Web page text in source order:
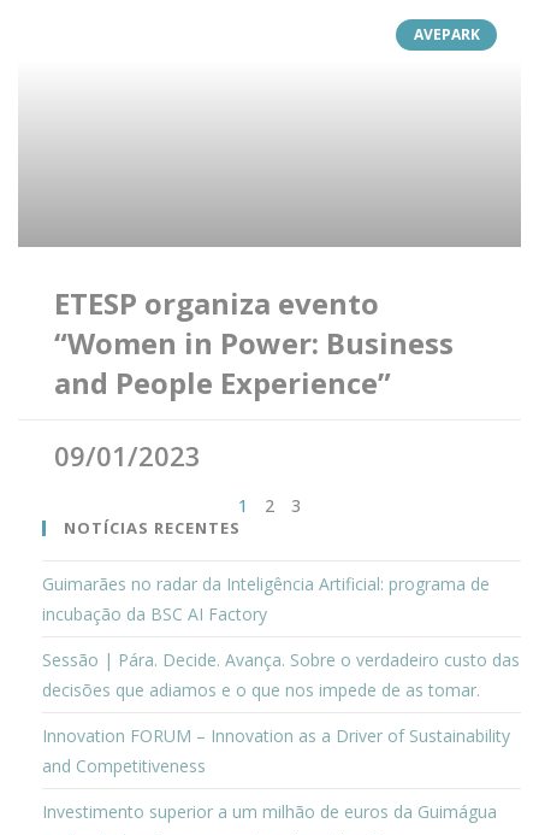
AVEPARK
ETESP organiza evento
“Women in Power: Business
and People Experience”
09/01/2023
1 2 3
NOTÍCIAS RECENTES
Guimarães no radar da Inteligência Artificial: programa de
incubação da BSC AI Factory
Sessão | Pára. Decide. Avança. Sobre o verdadeiro custo das
decisões que adiamos e o que nos impede de as tomar.
Innovation FORUM – Innovation as a Driver of Sustainability
and Competitiveness
Investimento superior a um milhão de euros da Guimágua